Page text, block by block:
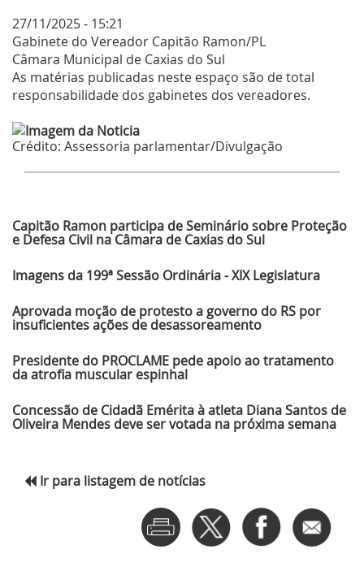
27/11/2025 - 15:21
Gabinete do Vereador Capitão Ramon/PL
Câmara Municipal de Caxias do Sul
As matérias publicadas neste espaço são de total
responsabilidade dos gabinetes dos vereadores.
Crédito: Assessoria parlamentar/Divulgação
Capitão Ramon participa de Seminário sobre Proteção
e Defesa Civil na Câmara de Caxias do Sul
Imagens da 199ª Sessão Ordinária - XIX Legislatura
Aprovada moção de protesto a governo do RS por
insuficientes ações de desassoreamento
Presidente do PROCLAME pede apoio ao tratamento
da atrofia muscular espinhal
Concessão de Cidadã Emérita à atleta Diana Santos de
Oliveira Mendes deve ser votada na próxima semana
Ir para listagem de notícias